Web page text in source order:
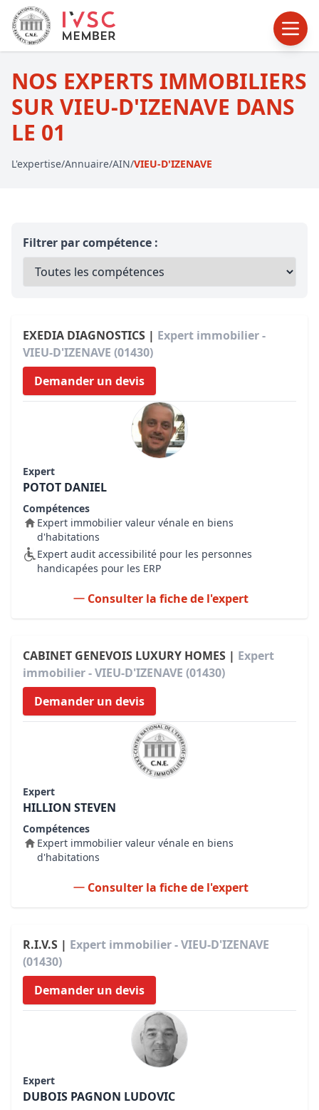
NOS EXPERTS IMMOBILIERS
SUR VIEU-D'IZENAVE DANS
LE 01
L'expertise/Annuaire/AIN/VIEU-D'IZENAVE
Filtrer par compétence :
EXEDIA DIAGNOSTICS | Expert immobilier -
VIEU-D'IZENAVE (01430)
Demander un devis
Expert
POTOT DANIEL
Compétences
Expert immobilier valeur vénale en biens
d'habitations
Expert audit accessibilité pour les personnes
handicapées pour les ERP
Consulter la fiche de l'expert
CABINET GENEVOIS LUXURY HOMES | Expert
immobilier - VIEU-D'IZENAVE (01430)
Demander un devis
Expert
HILLION STEVEN
Compétences
Expert immobilier valeur vénale en biens
d'habitations
Consulter la fiche de l'expert
R.I.V.S | Expert immobilier - VIEU-D'IZENAVE
(01430)
Demander un devis
Expert
DUBOIS PAGNON LUDOVIC